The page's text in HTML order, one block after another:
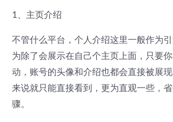
1、主页介绍
不管什么平台，个人介绍这里一般作为
为除了会展示在自己个主页上面，只要
动，账号的头像和介绍也都会直接被展
来说就只能直接看到，更为直观一些，
骤。